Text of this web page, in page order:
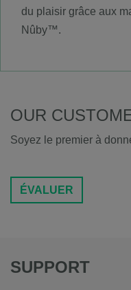
du plaisir grâce aux
Nûby™.
OUR
Soyez le premier à
ÉVALUER
SUPPORT